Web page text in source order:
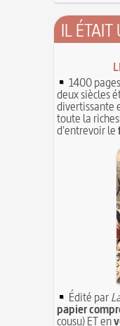
IL ÉTAIT
1400
deux siècles
divertissante
toute la
d'entrevoir le
Édité par
papier
cousu) ET en